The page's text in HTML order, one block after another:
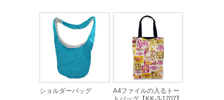
ショルダーバッグ
A4ファイルの入るトー